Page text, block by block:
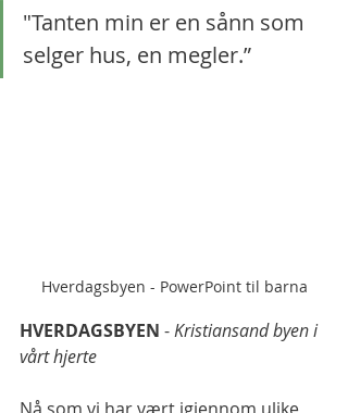
"Tanten min er en sånn som
selger hus, en megler.”
Hverdagsbyen - PowerPoint til barna
HVERDAGSBYEN - Kristiansand byen i
vårt hjerte
Nå som vi har vært igjennom ulike